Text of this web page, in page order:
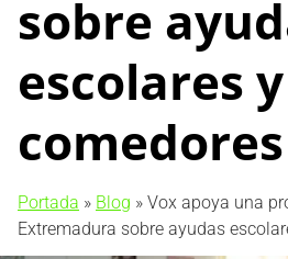
sobre
escolares y
comedores
Portada » Blog » Vox apoya una
Extremadura sobre ayudas